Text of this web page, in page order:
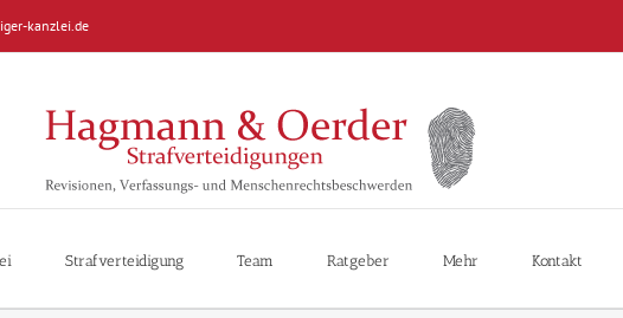
kanzlei.de
Strafverteidigung Team Ratgeber Mehr Kontakt